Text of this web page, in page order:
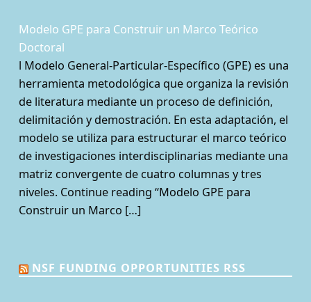
Modelo GPE para Construir un Marco Teórico
Doctoral
l Modelo General-Particular-Específico (GPE) es una
herramienta metodológica que organiza la revisión
de literatura mediante un proceso de definición,
delimitación y demostración. En esta adaptación, el
modelo se utiliza para estructurar el marco teórico
de investigaciones interdisciplinarias mediante una
matriz convergente de cuatro columnas y tres
niveles. Continue reading “Modelo GPE para
Construir un Marco […]
NSF FUNDING OPPORTUNITIES RSS